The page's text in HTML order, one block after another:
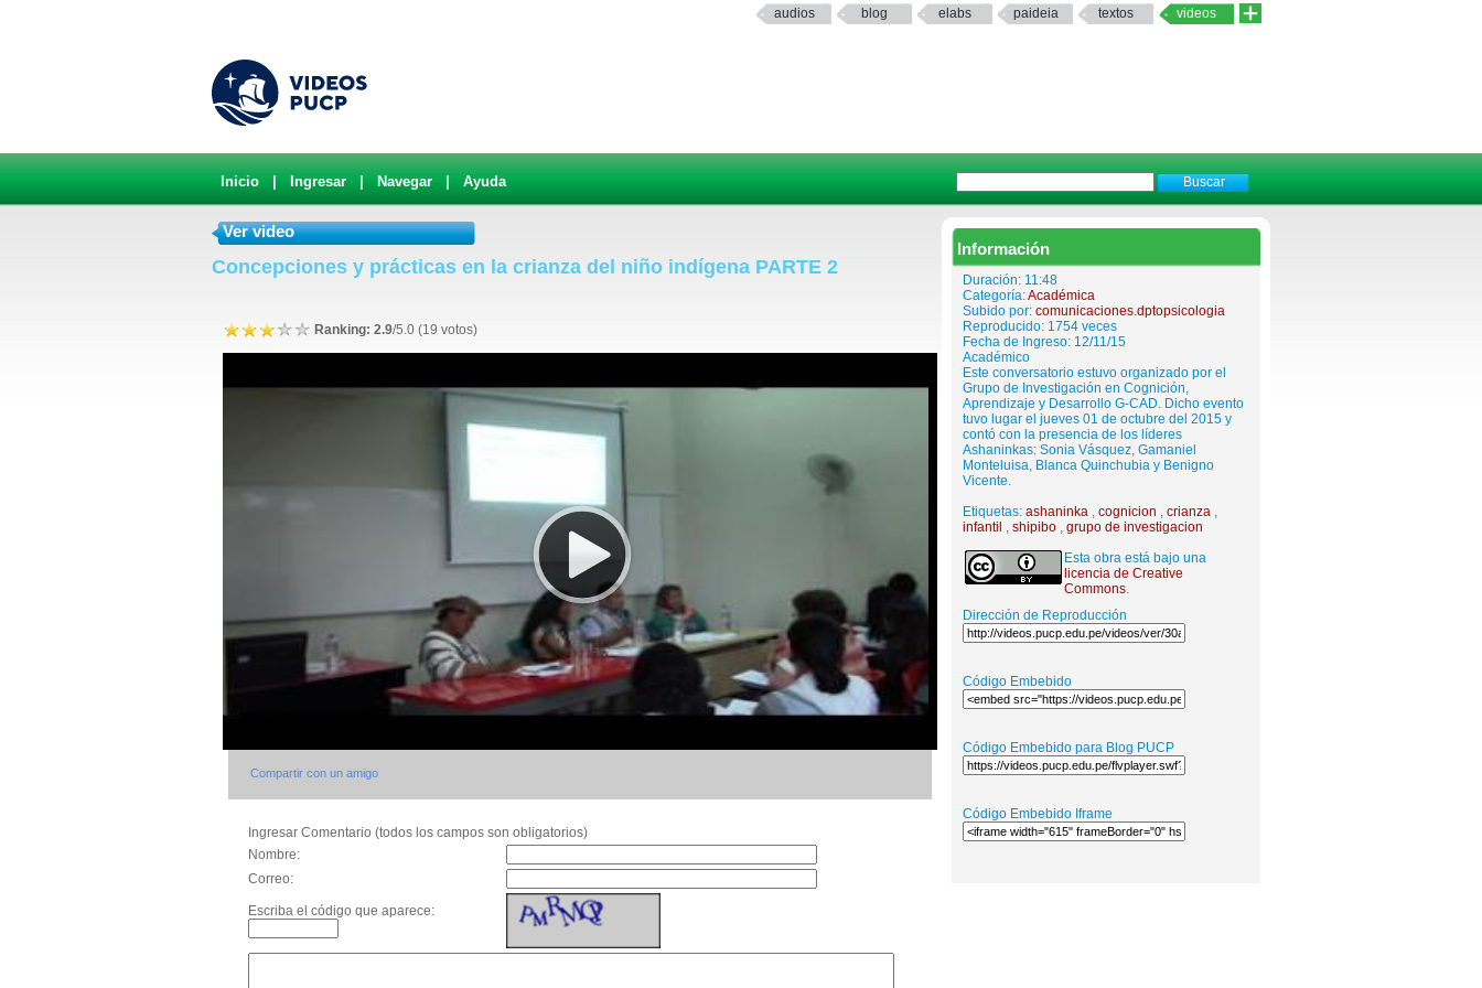
audios blog elabs paideia textos videos
Inicio Ingresar Navegar Ayuda
Información
Duración: 11:48
Categoría:Académica
Subido por: comunicaciones.dptopsicologia
Reproducido: 1754 veces
Fecha de Ingreso: 12/11/15
Académico
Este conversatorio estuvo organizado por el
Grupo de Investigación en Cognición,
Aprendizaje y Desarrollo G-CAD. Dicho evento
tuvo lugar el jueves 01 de octubre del 2015 y
contó con la presencia de los líderes
Ashaninkas: Sonia Vásquez, Gamaniel
Monteluisa, Blanca Quinchubia y Benigno
Vicente.
Etiquetas: ashaninka , cognicion , crianza ,
infantil , shipibo , grupo de investigacion
Esta obra está bajo una
licencia de Creative
Commons.
Dirección de Reproducción
Código Embebido
Código Embebido para Blog PUCP
Código Embebido Iframe
Ver video
Concepciones y prácticas en la crianza del niño indígena PARTE 2
Ranking: 2.9/5.0 (19 votos)
Compartir con un amigo
Ingresar Comentario (todos los campos son obligatorios)
Nombre:
Correo:
Escriba el código que aparece: